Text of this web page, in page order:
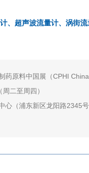
、超声波流量计、 涡街
药原料中国展（CPHI
二至周四）
心（浦东新区龙阳路2345号